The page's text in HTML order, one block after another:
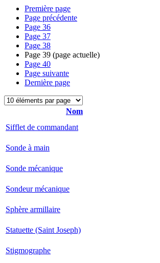
Première page
Page précédente
Page 36
Page 37
Page 38
Page 39 (page actuelle)
Page 40
Page suivante
Dernière page
Nom
Sifflet de commandant
Sonde à main
Sonde mécanique
Sondeur mécanique
Sphère armillaire
Statuette (Saint Joseph)
Stigmographe